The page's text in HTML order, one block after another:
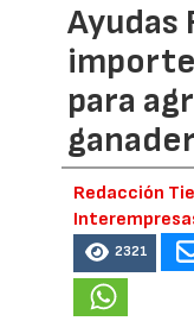
Ayudas
para
Redacción
2321